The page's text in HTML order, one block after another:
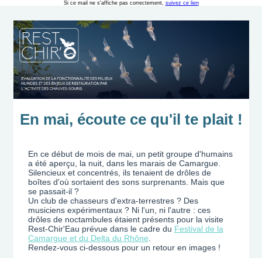
Si ce mail ne s'affiche pas correctement, suivez ce lien
En mai, écoute ce qu'il te plait !
En ce début de mois de mai, un petit groupe d'humains
a été aperçu, la nuit, dans les marais de Camargue.
Silencieux et concentrés, ils tenaient de drôles de
boîtes d'où sortaient des sons surprenants. Mais que
se passait-il ?
Un club de chasseurs d'extra-terrestres ? Des
musiciens expérimentaux ? Ni l'un, ni l'autre : ces
drôles de noctambules étaient présents pour la visite
Rest-Chir'Eau prévue dans le cadre du Festival de la
Camargue et du Delta du Rhône
Rendez-vous ci-dessous pour un retour en images !